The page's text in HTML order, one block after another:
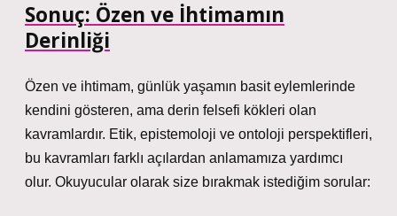
Sonuç: Özen ve İhtimamın
Derinliği
Özen ve ihtimam, günlük yaşamın basit eylemlerinde
kendini gösteren, ama derin felsefi kökleri olan
kavramlardır. Etik, epistemoloji ve ontoloji perspektifleri,
bu kavramları farklı açılardan anlamamıza yardımcı
olur. Okuyucular olarak size bırakmak istediğim sorular: